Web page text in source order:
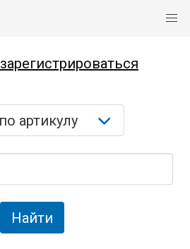
зарегистрироваться